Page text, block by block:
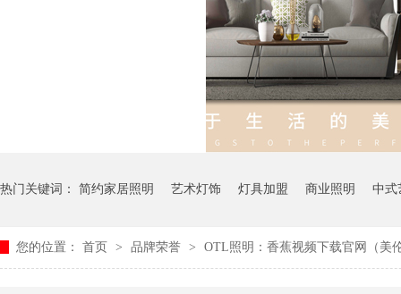
热门关键词： 简约家居照明 艺术灯饰 灯具加盟 商业照明 中式
您的位置： 首页 > 品牌荣誉 > OTL照明：香蕉视频下载官网（美